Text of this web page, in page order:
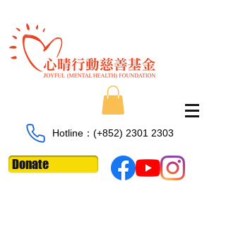
Hotline：​​(+852) 2301 2303
Donate